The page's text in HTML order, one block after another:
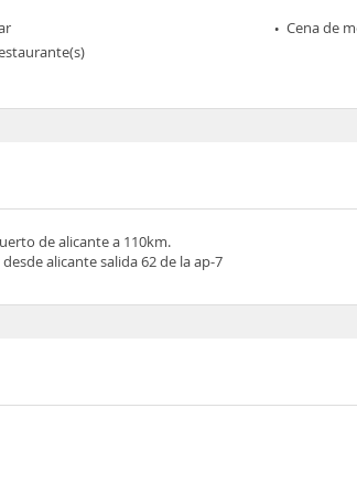
Cena de
de alicante a 110km.
alicante salida 62 de la ap-7